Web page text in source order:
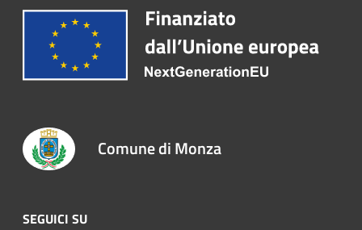
Comune di Monza
SEGUICI SU